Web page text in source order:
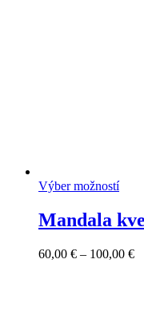
Výber možností
Mandala
60,00 € – 100,00 €